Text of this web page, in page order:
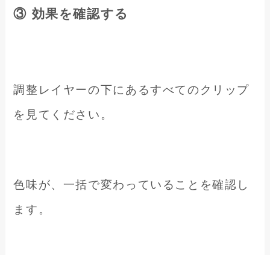
③ 効果を確認する
調整レイヤーの下にあるすべてのクリップ
を見てください。
色味が、一括で変わっていることを確認し
ます。